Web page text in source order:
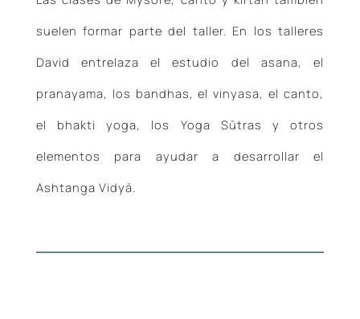
suelen formar parte del taller. En los talleres
David entrelaza el estudio del asana, el
pranayama, los bandhas, el vinyasa, el canto,
el bhakti yoga, los Yoga Sūtras y otros
elementos para ayudar a desarrollar el
Ashtanga Vidyā.